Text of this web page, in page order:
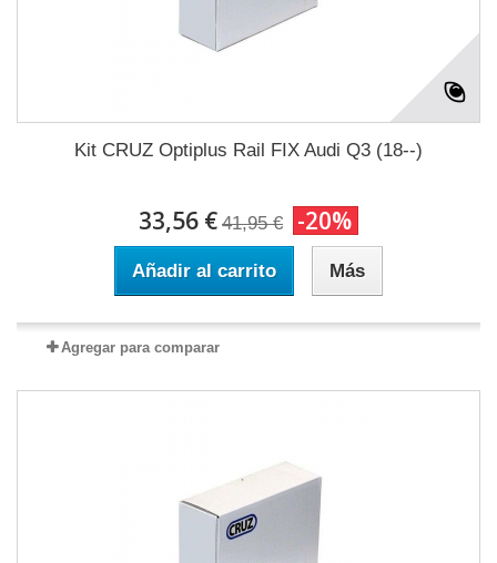
Kit CRUZ Optiplus Rail FIX Audi Q3 (18--)
33,56 € 41,95 € -20%
Añadir al carrito Más
Agregar para comparar